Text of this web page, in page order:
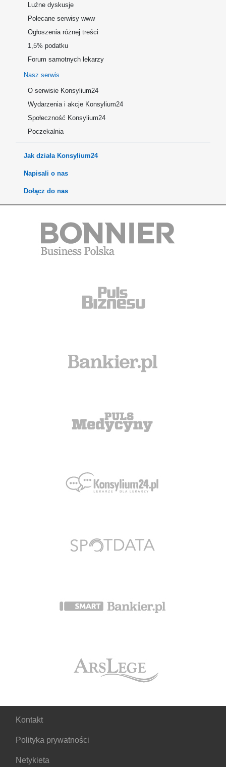
Luźne dyskusje
Polecane serwisy www
Ogłoszenia różnej treści
1,5% podatku
Forum samotnych lekarzy
Nasz serwis
O serwisie Konsylium24
Wydarzenia i akcje Konsylium24
Społeczność Konsylium24
Poczekalnia
Jak działa Konsylium24
Napisali o nas
Dołącz do nas
Kontakt
Polityka prywatności
Netykieta